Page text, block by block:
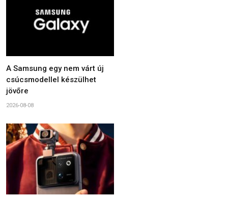
A Samsung egy nem várt új
csúcsmodellel készülhet
jövőre
2026-08-08